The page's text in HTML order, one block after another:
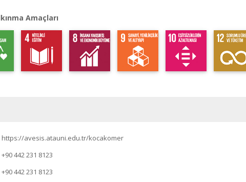
Amaçları
https://avesis.atauni.edu.tr/kocakomer
+90 442 231 8123
+90 442 231 8123